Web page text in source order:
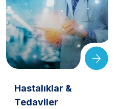
Hastalıklar &
Tedaviler